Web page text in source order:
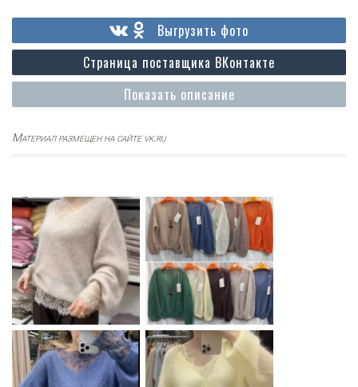
Показать описание
Страница поставщика ВКонтакте
Выгрузить фото
Материал размещен на сайте vk.ru